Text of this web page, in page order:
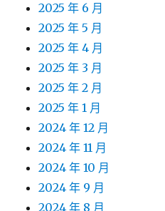
2025 年 6 月
2025 年 5 月
2025 年 4 月
2025 年 3 月
2025 年 2 月
2025 年 1 月
2024 年 12 月
2024 年 11 月
2024 年 10 月
2024 年 9 月
2024 年 8 月